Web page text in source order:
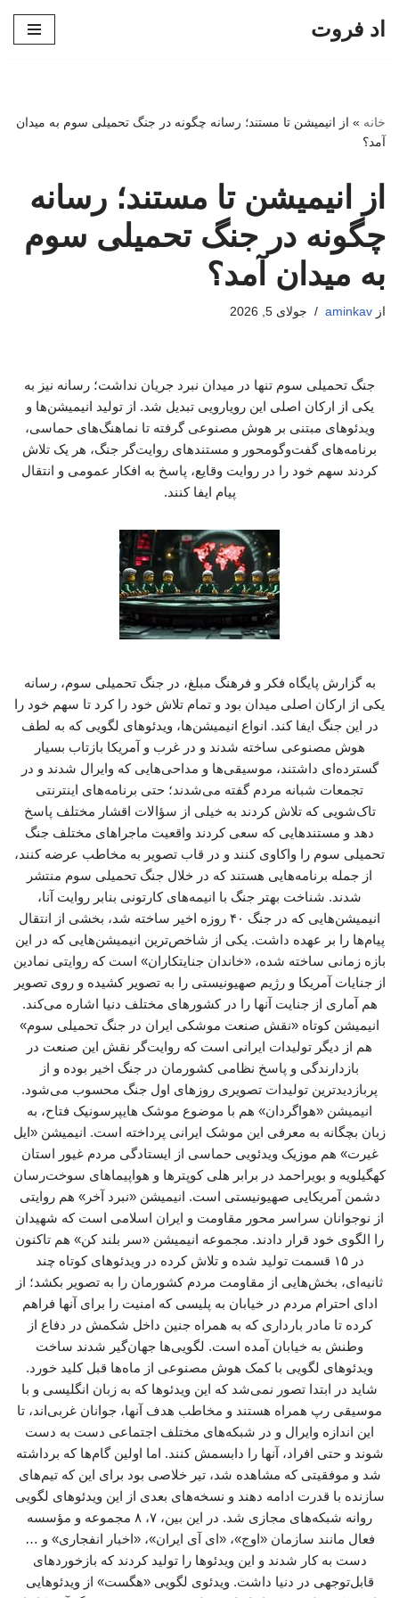
اد فروت
خانه » از انیمیشن تا مستند؛ رسانه چگونه در جنگ تحمیلی سوم به میدان
آمد؟
از انیمیشن تا مستند؛ رسانه
چگونه در جنگ تحمیلی سوم
به میدان آمد؟
از aminkav جولای 5, 2026
جنگ تحمیلی سوم تنها در میدان نبرد جریان نداشت؛ رسانه نیز به
یکی از ارکان اصلی این رویارویی تبدیل شد. از تولید انیمیشن‌ها و
ویدئوهای مبتنی بر هوش مصنوعی گرفته تا نماهنگ‌های حماسی،
برنامه‌های گفت‌وگومحور و مستندهای روایت‌گر جنگ، هر یک تلاش
کردند سهم خود را در روایت وقایع، پاسخ به افکار عمومی و انتقال
پیام ایفا کنند.
به گزارش پایگاه فکر و فرهنگ مبلغ، در جنگ تحمیلی سوم، رسانه
یکی از ارکان اصلی میدان بود و تمام تلاش خود را کرد تا سهم خود را
در این جنگ ایفا کند. انواع انیمیشن‌ها، ویدئوهای لگویی که به لطف
هوش مصنوعی ساخته شدند و در غرب و آمریکا بازتاب بسیار
گسترده‌ای داشتند، موسیقی‌ها و مداحی‌هایی که وایرال شدند و در
تجمعات شبانه مردم گفته می‌شدند؛ حتی برنامه‌های اینترنتی
تاک‌شویی که تلاش کردند به خیلی از سؤالات اقشار مختلف پاسخ
دهد و مستندهایی که سعی کردند واقعیت ماجراهای مختلف جنگ
تحمیلی سوم را واکاوی کنند و در قاب تصویر به مخاطب عرضه کنند،
از جمله برنامه‌هایی هستند که در خلال جنگ تحمیلی سوم منتشر
شدند. شناخت بهتر جنگ با انیمه‌های کارتونی بنابر روایت آنا،
انیمیشن‌هایی که در جنگ ۴۰ روزه اخیر ساخته شد، بخشی از انتقال
پیام‌ها را بر عهده داشت. یکی از شاخص‌ترین انیمیشن‌هایی که در این
بازه زمانی ساخته شده، «خاندان جنایتکاران» است که روایتی نمادین
از جنایات آمریکا و رژیم صهیونیستی را به تصویر کشیده و روی تصویر
هم آماری از جنایت آنها را در کشورهای مختلف دنیا اشاره می‌کند.
انیمیشن کوتاه «نقش صنعت موشکی ایران در جنگ تحمیلی سوم»
هم از دیگر تولیدات ایرانی است که روایت‌گر نقش این صنعت در
بازدارندگی و پاسخ نظامی کشورمان در جنگ اخیر بوده و از
پربازدیدترین تولیدات تصویری روزهای اول جنگ محسوب می‌شود.
انیمیشن «هواگردان» هم با موضوع موشک هایپرسونیک فتاح، به
زبان بچگانه به معرفی این موشک ایرانی پرداخته است. انیمیشن «ایل
غیرت» هم موزیک ویدئویی حماسی از ایستادگی مردم غیور استان
کهگیلویه و بویراحمد در برابر هلی کوپترها و هواپیماهای سوخت‌رسان
دشمن آمریکایی صهیونیستی است. انیمیشن «نبرد آخر» هم روایتی
از نوجوانان سراسر محور مقاومت و ایران اسلامی است که شهیدان
را الگوی خود قرار دادند. مجموعه انیمیشن «سر بلند کن» هم تاکنون
در ۱۵ قسمت تولید شده و تلاش کرده در ویدئوهای کوتاه چند
ثانیه‌ای، بخش‌هایی از مقاومت مردم کشورمان را به تصویر بکشد؛ از
ادای احترام مردم در خیابان به پلیسی که امنیت را برای آنها فراهم
کرده تا مادر بارداری که به همراه جنین داخل شکمش در دفاع از
وطنش به خیابان آمده است. لگویی‌ها جهان‌گیر شدند ساخت
ویدئوهای لگویی با کمک هوش مصنوعی از ماه‌ها قبل کلید خورد.
شاید در ابتدا تصور نمی‌شد که این ویدئوها که به زبان انگلیسی و با
موسیقی رپ همراه هستند و مخاطب هدف آنها، جوانان غربی‌اند، تا
این اندازه وایرال و در شبکه‌های مختلف اجتماعی دست به دست
شوند و حتی افراد، آنها را دابسمش کنند. اما اولین گام‌ها که برداشته
شد و موفقیتی که مشاهده شد، تیر خلاصی بود برای این که تیم‌های
سازنده با قدرت ادامه دهند و نسخه‌های بعدی از این ویدئوهای لگویی
روانه شبکه‌های مجازی شد. در این بین، ۷، ۸ مجموعه و مؤسسه
فعال مانند سازمان «اوج»، «ای آی ایران»، «اخبار انفجاری» و …
دست به کار شدند و این ویدئوها را تولید کردند که بازخوردهای
قابل‌توجهی در دنیا داشت. ویدئوی لگویی «هگست» از ویدئوهایی